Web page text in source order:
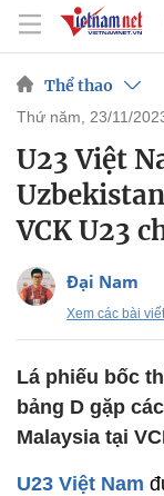
Thể thao
thứ năm, 23/11/
U23 Việt
VCK U23
Đại Nam
Xem các bài
Lá phiếu bốc
bảng D gặp
Malaysia tại
U23 Việt Nam